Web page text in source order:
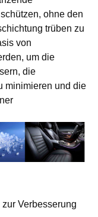
ohne den
trüben zu
von
um die
die
minimieren und die
Verbesserung